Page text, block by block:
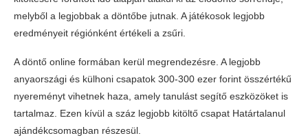
melyből a legjobbak a döntőbe jutnak. A játékosok legjobb
eredményeit régiónként értékeli a zsűri.
A döntő online formában kerül megrendezésre. A legjobb
anyaországi és külhoni csapatok 300-300 ezer forint összértékű
nyereményt vihetnek haza, amely tanulást segítő eszközöket is
tartalmaz. Ezen kívül a száz legjobb kitöltő csapat Határtalanul
ajándékcsomagban részesül.